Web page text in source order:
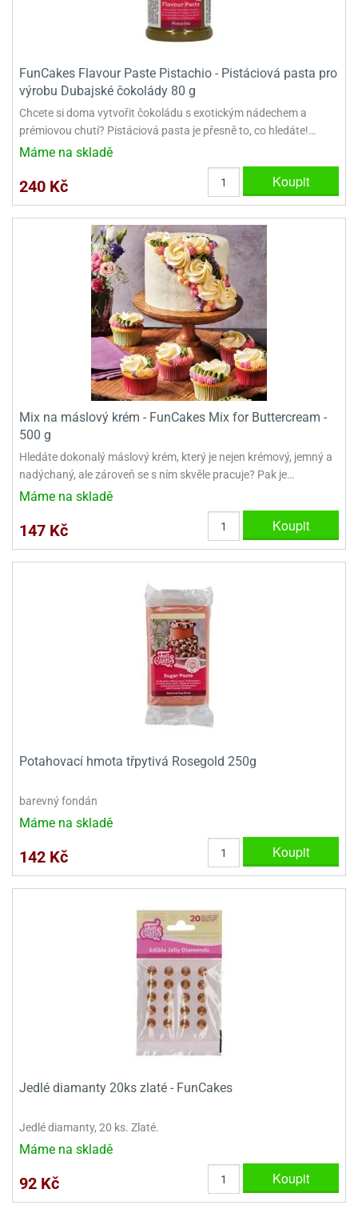
FunCakes Flavour Paste Pistachio - Pistáciová pasta pro
výrobu Dubajské čokolády 80 g
Chcete si doma vytvořit čokoládu s exotickým nádechem a
prémiovou chutí? Pistáciová pasta je přesně to, co hledáte!…
Máme na skladě
240 Kč Koupit
Mix na máslový krém - FunCakes Mix for Buttercream -
500 g
Hledáte dokonalý máslový krém, který je nejen krémový, jemný a
nadýchaný, ale zároveň se s ním skvěle pracuje? Pak je…
Máme na skladě
147 Kč Koupit
Potahovací hmota třpytivá Rosegold 250g
barevný fondán
Máme na skladě
142 Kč Koupit
Jedlé diamanty 20ks zlaté - FunCakes
Jedlé diamanty, 20 ks. Zlaté.
Máme na skladě
92 Kč Koupit